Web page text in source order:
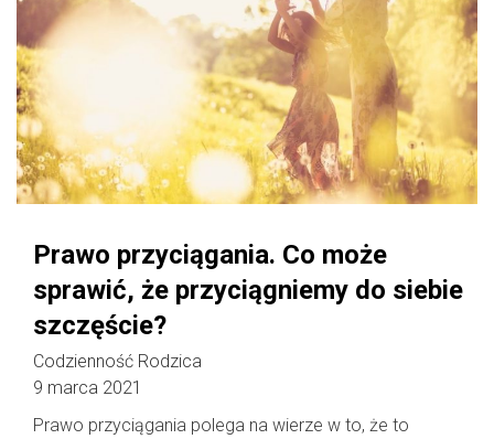
Prawo przyciągania. Co może
sprawić, że przyciągniemy do siebie
szczęście?
Codzienność Rodzica
9 marca 2021
Prawo przyciągania polega na wierze w to, że to